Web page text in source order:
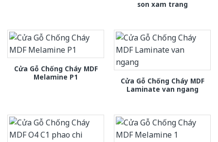
son xam trang
Cửa Gỗ Chống Cháy MDF
Melamine P1
Cửa Gỗ Chống Cháy MDF
Laminate van ngang